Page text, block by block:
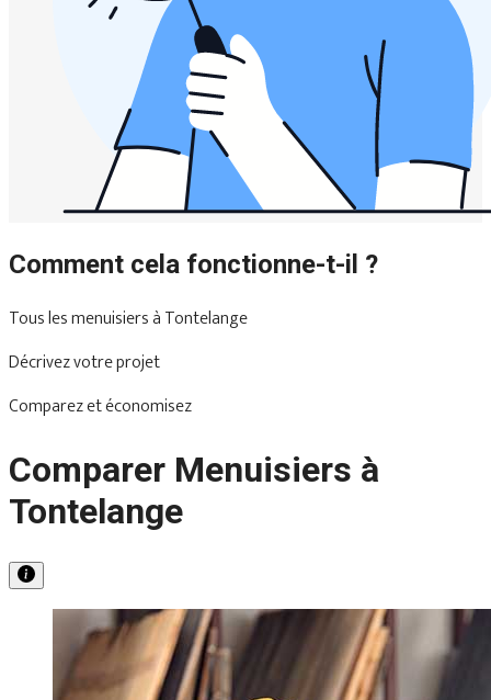
Comment cela fonctionne-t-il ?
Tous les menuisiers à Tontelange
Décrivez votre projet
Comparez et économisez
Comparer Menuisiers à
Tontelange